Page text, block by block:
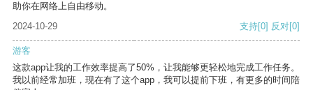
助你在网络上自由移动。
2024-10-29
支持[0] 反对[0]
游客
这款app让我的工作效率提高了50%，让我能够更轻松地完成工作任务。
我以前经常加班，现在有了这个app，我可以提前下班，有更多的时间陪